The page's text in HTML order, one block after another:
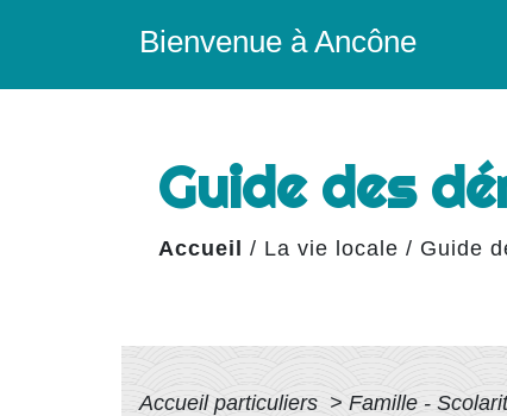
Bienvenue à Ancône
Guide des
Accueil / La vie locale / Guide
Accueil particuliers > Famille -